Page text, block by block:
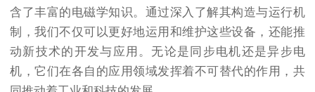
含了丰富的电磁学知识。通过深入了解其构造与运行机
制，我们不仅可以更好地运用和维护这些设备，还能推
动新技术的开发与应用。无论是同步电机还是异步电
机，它们在各自的应用领域发挥着不可替代的作用，共